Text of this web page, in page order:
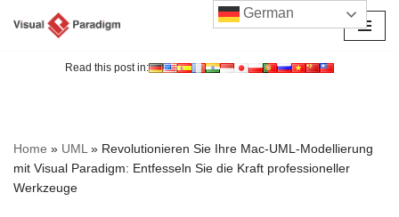
Read this post in:
Home » UML» Revolutionieren Sie Ihre Mac-UML-Modellierung
mit Visual Paradigm: Entfesseln Sie die Kraft professioneller
Werkzeuge
German